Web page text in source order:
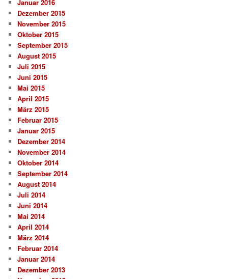
Januar 2016
Dezember 2015
November 2015
Oktober 2015
September 2015
August 2015
Juli 2015
Juni 2015
Mai 2015
April 2015
März 2015
Februar 2015
Januar 2015
Dezember 2014
November 2014
Oktober 2014
September 2014
August 2014
Juli 2014
Juni 2014
Mai 2014
April 2014
März 2014
Februar 2014
Januar 2014
Dezember 2013